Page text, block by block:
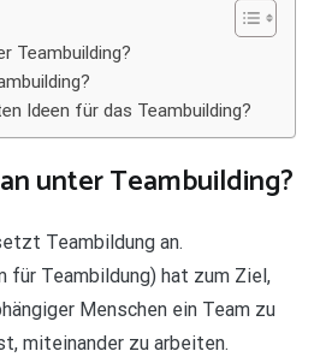
Teambuilding?
Ideen für das Teambuilding?
unter Teambuilding?
Teambildung an.
für Teambildung) hat zum Ziel,
Menschen ein Team zu
miteinander zu arbeiten.